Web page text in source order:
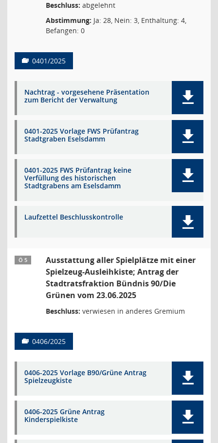
Beschluss: abgelehnt
Abstimmung: Ja: 28, Nein: 3, Enthaltung: 4,
Befangen: 0
0401/2025
Nachtrag - vorgesehene Präsentation
zum Bericht der Verwaltung
0401-2025 Vorlage FWS Prüfantrag
Stadtgraben Eselsdamm
0401-2025 FWS Prüfantrag keine
Verfüllung des historischen
Stadtgrabens am Eselsdamm
Laufzettel Beschlusskontrolle
Ö 5
Ausstattung aller Spielplätze mit einer
Spielzeug-Ausleihkiste; Antrag der
Stadtratsfraktion Bündnis 90/Die
Grünen vom 23.06.2025
Beschluss: verwiesen in anderes Gremium
0406/2025
0406-2025 Vorlage B90/Grüne Antrag
Spielzeugkiste
0406-2025 Grüne Antrag
Kinderspielkiste